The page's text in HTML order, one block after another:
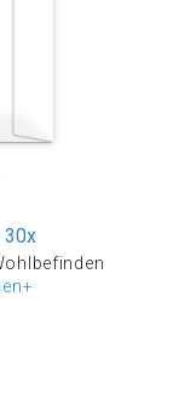
30x